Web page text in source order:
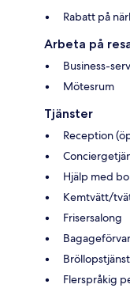
Rabatt på
Arbeta på
Business-
Mötesrum
Tjänster
Reception
Hjälp med
Kemtvätt/
Frisersalong
Flerspråkig